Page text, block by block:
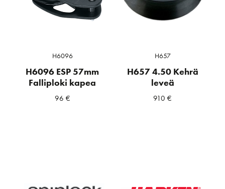
H6096
H6096 ESP 57mm
Falliploki kapea
96 €
H657
H657 4.50 Kehrä
leveä
910€